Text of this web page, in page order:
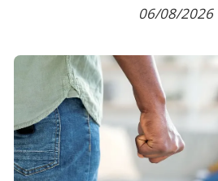
06/08/2026